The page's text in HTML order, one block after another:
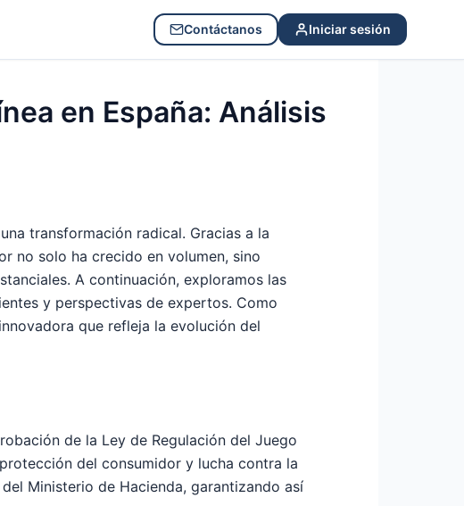
Contáctanos Iniciar sesión
en España: Análisis
transformación radical. Gracias a la
no solo ha crecido en volumen, sino
A continuación, exploramos las
y perspectivas de expertos. Como
que refleja la evolución del
de la Ley de Regulación del Juego
del consumidor y lucha contra la
Ministerio de Hacienda, garantizando así